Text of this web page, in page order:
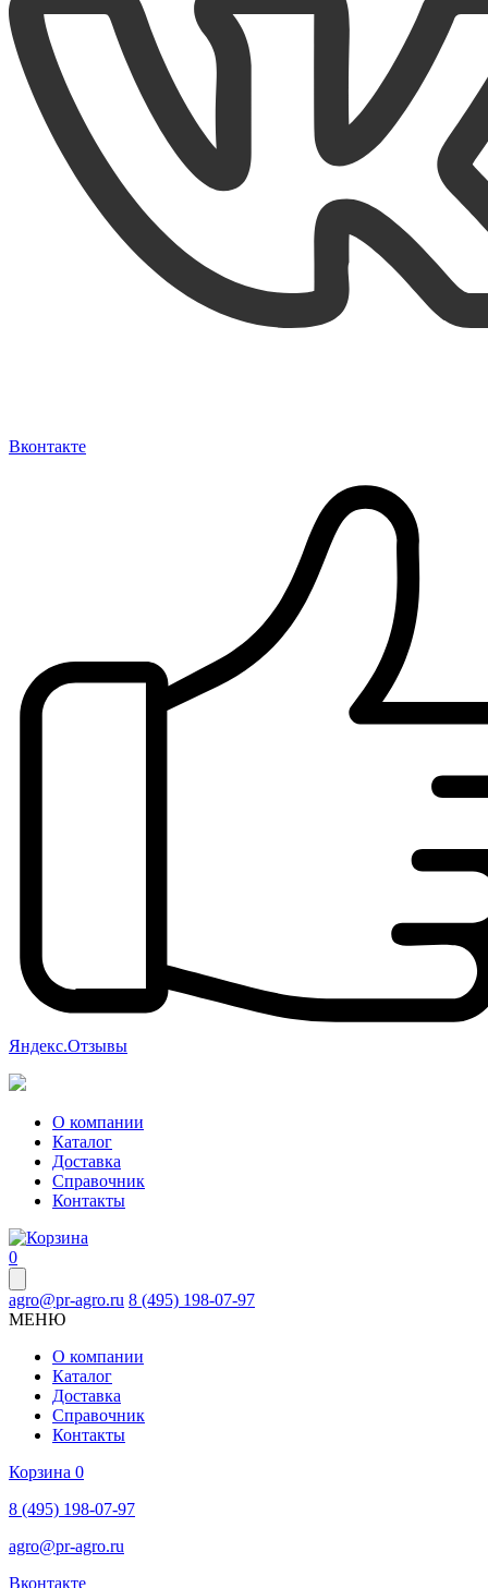
Вконтакте
Яндекс.Отзывы
О компании
Каталог
Доставка
Справочник
Контакты
0
agro@pr-agro.ru 8 (495) 198-07-97
МЕНЮ
О компании
Каталог
Доставка
Справочник
Контакты
Корзина 0
8 (495) 198-07-97
agro@pr-agro.ru
Вконтакте